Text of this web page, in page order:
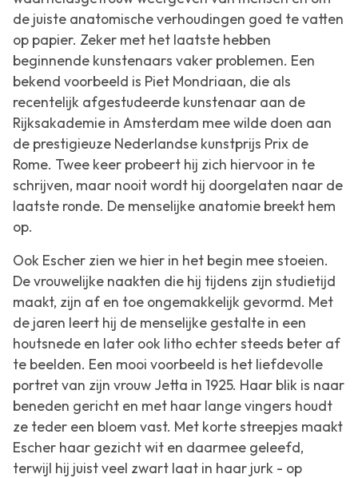
de juiste anatomische verhoudingen goed te vatten
op papier. Zeker met het laatste hebben
beginnende kunstenaars vaker problemen. Een
bekend voorbeeld is Piet Mondriaan, die als
recentelijk afgestudeerde kunstenaar aan de
Rijksakademie in Amsterdam mee wilde doen aan
de prestigieuze Nederlandse kunstprijs Prix de
Rome. Twee keer probeert hij zich hiervoor in te
schrijven, maar nooit wordt hij doorgelaten naar de
laatste ronde. De menselijke anatomie breekt hem
op.
Ook Escher zien we hier in het begin mee stoeien.
De vrouwelijke naakten die hij tijdens zijn studietijd
maakt, zijn af en toe ongemakkelijk gevormd. Met
de jaren leert hij de menselijke gestalte in een
houtsnede en later ook litho echter steeds beter af
te beelden. Een mooi voorbeeld is het liefdevolle
portret van zijn vrouw Jetta in 1925. Haar blik is naar
beneden gericht en met haar lange vingers houdt
ze teder een bloem vast. Met korte streepjes maakt
Escher haar gezicht wit en daarmee geleefd,
terwijl hij juist veel zwart laat in haar jurk - op